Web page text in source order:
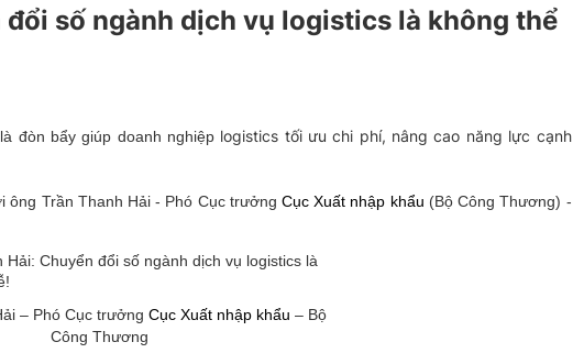
Ngân hàng Đời sống
đổi số ngành dịch vụ logistics là không thể
đòn bẩy giúp doanh nghiệp logistics tối ưu chi phí, nâng cao năng lực cạnh
ông Trần Thanh Hải - Phó Cục trưởngCục Xuất nhập khẩu (Bộ Công Thương) -
– Phó Cục trưởngCục Xuất nhập khẩu – Bộ
Công Thương